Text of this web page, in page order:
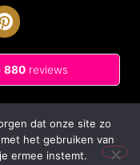
2026
KVK: 75599643
dat onze site zo
het gebruiken van
ermee instemt.
zwart RVS